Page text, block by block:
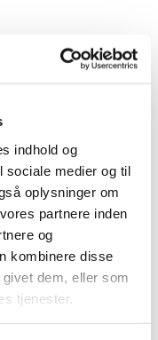
indhold og
sociale medier og til
oplysninger om
partnere inden
og
kombinere disse
dem, eller som
tjenester.